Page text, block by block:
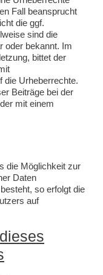
Fall beansprucht
die ggf.
sind die
oder bekannt. Im
bittet der
die Urheberrechte.
Beiträge bei der
mit einem
die Möglichkeit zur
Daten
so erfolgt die
auf